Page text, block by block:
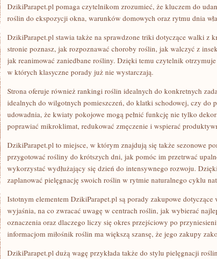
DzikiParapet.pl pomaga czytelnikom zrozumieć, że kluczem do
roślin do ekspozycji okna, warunków domowych oraz rytmu dnia
DzikiParapet.pl stawia także na sprawdzone triki dotyczące walki z
stronie poznasz, jak rozpoznawać choroby roślin, jak walczyć z
jak reanimować zaniedbane rośliny. Dzięki temu czytelnik
w których klasyczne porady już nie wystarczają.
Strona oferuje również rankingi roślin idealnych do konkretnych
idealnych do wilgotnych pomieszczeń, do klatki schodowej, czy do
udowadnia, że kwiaty pokojowe mogą pełnić funkcję nie tylko
poprawiać mikroklimat, redukować zmęczenie i wspierać
DzikiParapet.pl to miejsce, w którym znajdują się także sezonowe
przygotować rośliny do krótszych dni, jak pomóc im przetrwać
wykorzystać wydłużający się dzień do intensywnego rozwoju.
zaplanować pielęgnację swoich roślin w rytmie naturalnego cyklu
Istotnym elementem DzikiParapet.pl są porady zakupowe
wyjaśnia, na co zwracać uwagę w centrach roślin, jak wybierać
oznaczenia oraz dlaczego liczy się okres przejściowy po
informacjom miłośnik roślin ma większą szansę, że jego zakupy
DzikiParapet.pl dużą wagę przykłada także do stylu pielęgnacji